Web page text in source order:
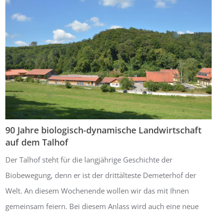
90 Jahre biologisch-dynamische Landwirtschaft
auf dem Talhof
Der Talhof steht für die langjährige Geschichte der
Biobewegung, denn er ist der drittälteste Demeterhof der
Welt. An diesem Wochenende wollen wir das mit Ihnen
gemeinsam feiern. Bei diesem Anlass wird auch eine neue